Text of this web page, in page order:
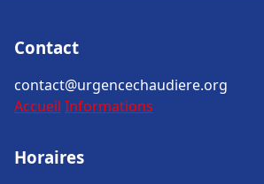
Contact
contact@urgencechaudiere.org
Accueil Informations
Horaires